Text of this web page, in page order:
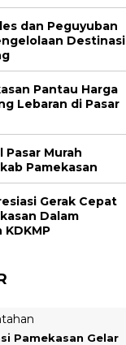
dan Peguyuban
Destinasi
Pantau Harga
Lebaran di Pasar
Murah
Pamekasan
Gerak Cepat
Dalam
Pamekasan Gelar